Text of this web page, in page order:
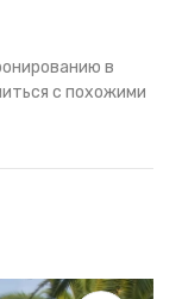
в
с похожими